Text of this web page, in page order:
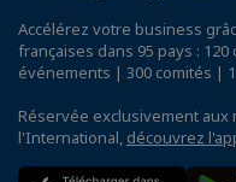
Accélérez votre business
françaises dans 95 pays :
événements | 300 comités |
Réservée exclusivement aux
l'International, découvrez